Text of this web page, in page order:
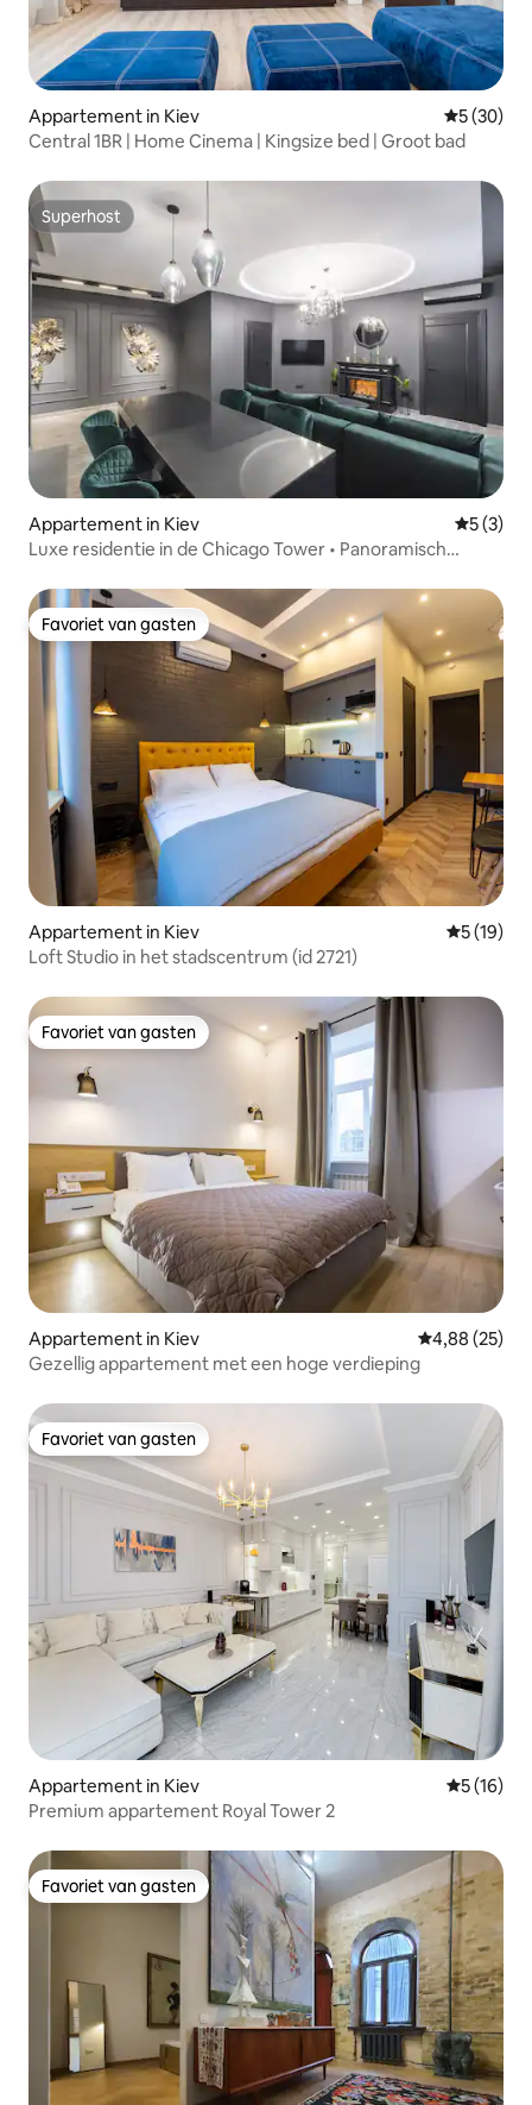
Appartement in Kiev
5 (30)
Central 1BR | Home Cinema | Kingsize bed | Groot bad
Superhost
Superhost
Appartement in Kiev
5 (3)
Luxe residentie in de Chicago Tower • Panoramisch
Favoriet van gasten
Favoriet van gasten
Appartement in Kiev
5 (19)
Loft Studio in het stadscentrum (id 2721)
Favoriet van gasten
Favoriet van gasten
Appartement in Kiev Gemiddelde
4,88 (25)
Gezellig appartement met een hoge verdieping
Favoriet van gasten
Favoriet van gasten
Appartement in Kiev
5 (16)
Premium appartement Royal Tower 2
Favoriet van gasten
Favoriet van gasten